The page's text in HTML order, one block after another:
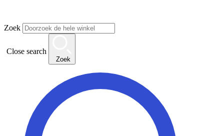
Zoek
Close search
Zoek